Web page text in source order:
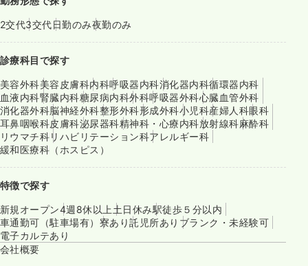
2交代3交代日勤のみ夜勤のみ
診療科目で探す
美容外科美容皮膚科内科呼吸器内科消化器内科循環器内科
血液内科腎臓内科糖尿病内科外科呼吸器外科心臓血管外科
消化器外科脳神経外科整形外科形成外科小児科産婦人科眼科
耳鼻咽喉科皮膚科泌尿器科精神科・心療内科放射線科麻酔科
リウマチ科リハビリテーション科アレルギー科
緩和医療科（ホスピス）
特徴で探す
新規オープン4週8休以上 土日休み駅徒歩５分以内
車通勤可（駐車場有） 寮あり託児所あり ブランク・未経験可
電子カルテあり
会社概要